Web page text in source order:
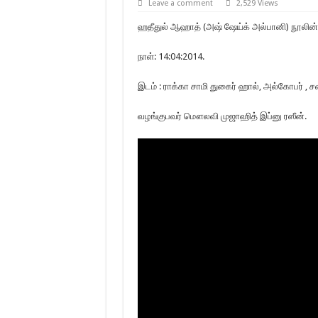
Leave a comment
2,529 Views
ஹதீதுல் ஆஹாத் (அஷ் ஷேய்க் அல்பானி) நூலின்
நாள்: 14:04:2014.
இடம் : ராக்கா சாமி துகைர் ஹால், அல்கோபர் ,
வழங்குபவர் மௌலவி முஜாஹித் இப்னு ரஸீன்.